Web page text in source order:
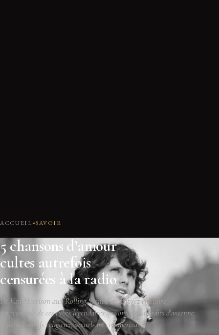
ACCUEIL SAVOIR
5 chansons d’amour
cultes autrefois
censurées à la radio
De Van Morrison aux Rolling Stones, découvrez l'histoire
surprenante de ces tubes légendaires qui ont été interdits d'antenne
pour des motifs religieux, sexuels ou commerciaux.